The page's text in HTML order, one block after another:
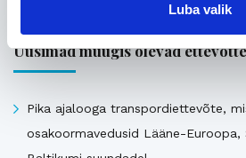
Luba valik
Uusimad müügis olevad
Pika ajalooga transpordiettevõte,
osakoormavedusid Lääne-Euroopa,